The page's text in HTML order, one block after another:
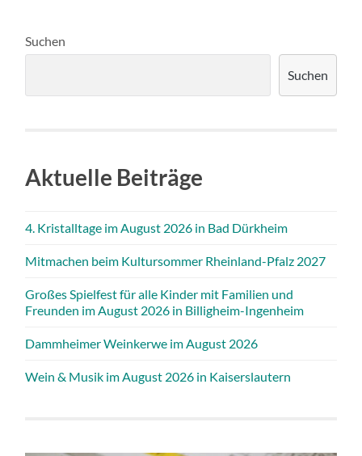
Suchen
Suchen
Aktuelle Beiträge
4. Kristalltage im August 2026 in Bad Dürkheim
Mitmachen beim Kultursommer Rheinland-Pfalz 2027
Großes Spielfest für alle Kinder mit Familien und
Freunden im August 2026 in Billigheim-Ingenheim
Dammheimer Weinkerwe im August 2026
Wein & Musik im August 2026 in Kaiserslautern